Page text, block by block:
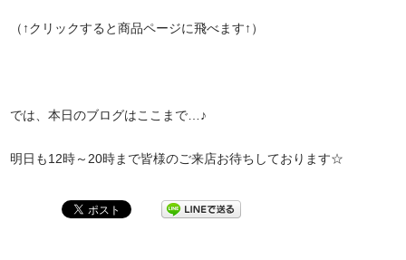
（↑クリックすると商品ページに飛べます↑）
では、本日のブログはここまで…♪
明日も12時～20時まで皆様のご来店お待ちしております☆